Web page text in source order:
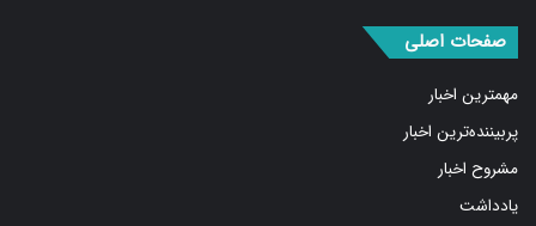
صفحات اصلی
مهمترین اخبار
پربیننده‌ترین اخبار
مشروح اخبار
یادداشت